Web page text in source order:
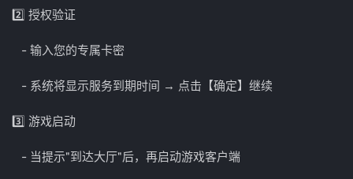
2️⃣ 授权验证
- 输入您的专属卡密
- 系统将显示服务到期时间 → 点击【确定】继续
3️⃣ 游戏启动
- 当提示"到达大厅"后，再启动游戏客户端